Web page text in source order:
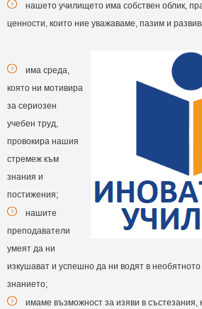
нашето училището има собствен облик,
ценности, които ние уважаваме, пазим и
има среда,
която ни мотивира
за сериозен
учебен труд,
провокира нашия
стремеж към
знания и
постижения;
нашите
преподаватели
умеят да ни
изкушават и успешно да ни водят в
знанието;
имаме възможност за изяви в състезания,